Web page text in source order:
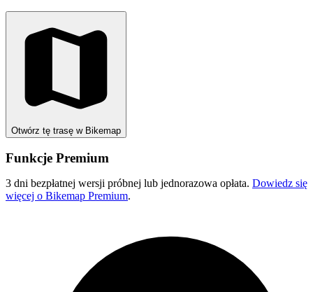
Otwórz tę trasę w Bikemap
Funkcje Premium
3 dni bezpłatnej wersji próbnej lub jednorazowa opłata. Dowiedz się
więcej o Bikemap Premium.